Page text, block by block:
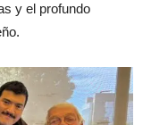
y el profundo